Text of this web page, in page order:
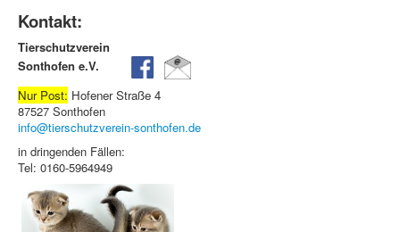
Kontakt:
Tierschutzverein
Sonthofen e.V.
Nur Post: Hofener Straße 4
87527 Sonthofen
info@tierschutzverein-sonthofen.de
in dringenden Fällen:
Tel: 0160-5964949